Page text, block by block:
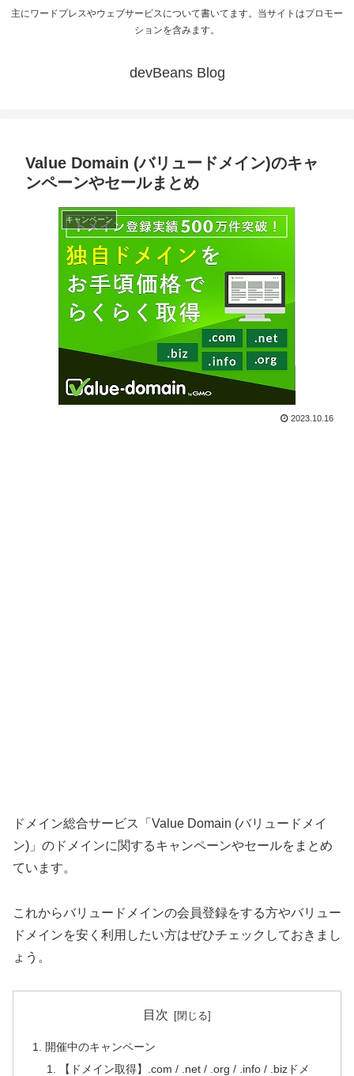
主にワードプレスやウェブサービスについて書いてます。当サイトはプロモー
ションを含みます。
devBeans Blog
Value Domain (バリュードメイン)のキャ
ンペーンやセールまとめ
キャンペーン
2023.10.16
ドメイン総合サービス「Value Domain (バリュードメイ
ン)」のドメインに関するキャンペーンやセールをまとめ
ています。
これからバリュードメインの会員登録をする方やバリュー
ドメインを安く利用したい方はぜひチェックしておきまし
ょう。
目次
開催中のキャンペーン
【ドメイン取得】.com / .net / .org / .info / .bizドメ